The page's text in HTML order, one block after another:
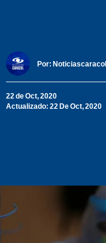
Por:
22 de Oct, 2020
Actualizado: 22 De Oct, 2020